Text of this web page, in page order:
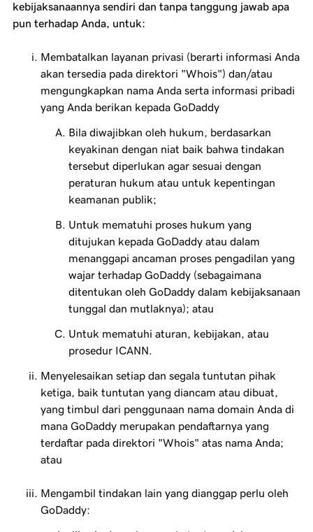
kebijaksanaannya sendiri dan tanpa tanggung jawab apa
pun terhadap Anda, untuk:
Membatalkan layanan privasi (berarti informasi Anda
akan tersedia pada direktori "Whois") dan/atau
mengungkapkan nama Anda serta informasi pribadi
yang Anda berikan kepada GoDaddy
Bila diwajibkan oleh hukum, berdasarkan
keyakinan dengan niat baik bahwa tindakan
tersebut diperlukan agar sesuai dengan
peraturan hukum atau untuk kepentingan
keamanan publik;
Untuk mematuhi proses hukum yang
ditujukan kepada GoDaddy atau dalam
menanggapi ancaman proses pengadilan yang
wajar terhadap GoDaddy (sebagaimana
ditentukan oleh GoDaddy dalam kebijaksanaan
tunggal dan mutlaknya); atau
Untuk mematuhi aturan, kebijakan, atau
prosedur ICANN.
Menyelesaikan setiap dan segala tuntutan pihak
ketiga, baik tuntutan yang diancam atau dibuat,
yang timbul dari penggunaan nama domain Anda di
mana GoDaddy merupakan pendaftarnya yang
terdaftar pada direktori "Whois" atas nama Anda;
atau
Mengambil tindakan lain yang dianggap perlu oleh
GoDaddy: